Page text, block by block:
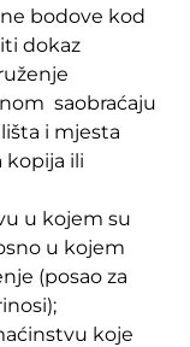
bodove kod
dokaz
saobraćaju
i mjesta
kopija ili
u kojem su
u kojem
(posao za
koje